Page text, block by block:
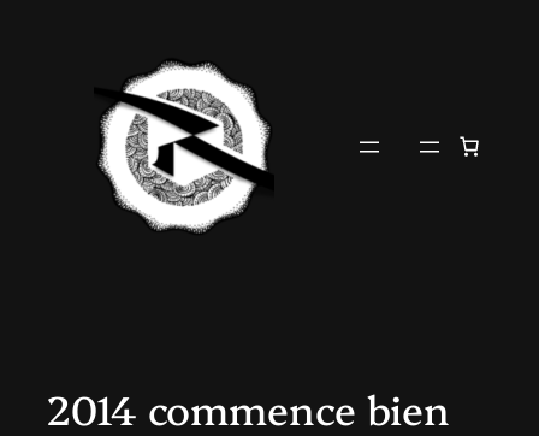
2014 commence bien